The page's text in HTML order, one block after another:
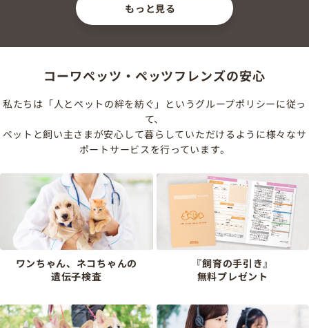
もっと見る
コーワペッツ・ペッツフレンズの安心
私たちは「人とペットの絆を紡ぐ」というグループポリシーに従っ
て、
ペットと飼い主さまが安心して暮らしていただけるように様々なサ
ポートサービスを行っています。
ワンちゃん、ネコちゃんの
遺伝子検査
『飼育の手引き』
無料プレゼント